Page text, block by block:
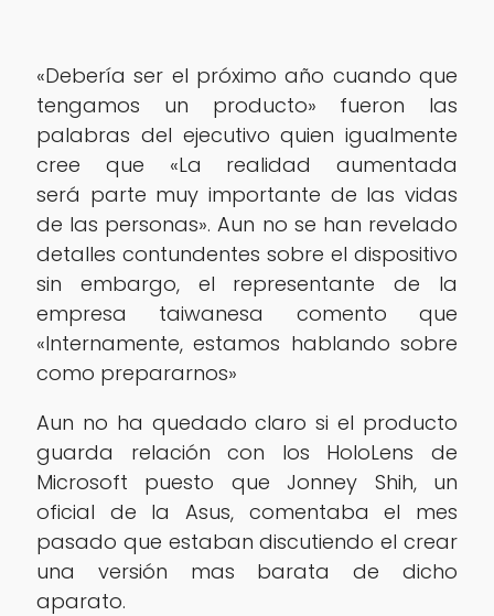
«Debería ser el próximo año cuando que
tengamos un producto» fueron las
palabras del ejecutivo quien igualmente
cree que «La realidad aumentada
será parte muy importante de las vidas
de las personas». Aun no se han revelado
detalles contundentes sobre el dispositivo
sin embargo, el representante de la
empresa taiwanesa comento que
«Internamente, estamos hablando sobre
como prepararnos»
Aun no ha quedado claro si el producto
guarda relación con los HoloLens de
Microsoft puesto que Jonney Shih, un
oficial de la Asus, comentaba el mes
pasado que estaban discutiendo el crear
una versión mas barata de dicho
aparato.